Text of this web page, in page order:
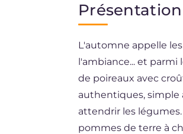
Présentation
L'automne appelle
l'ambiance... et parmi
de poireaux avec
authentiques, simple
attendrir les
pommes de terre à